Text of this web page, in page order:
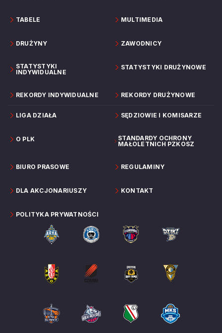
TABELE MULTIMEDIA
DRUŻYNY ZAWODNICY
STATYSTYKI
INDYWIDUALNE
STATYSTYKI DRUŻYNOWE
REKORDY INDYWIDUALNE REKORDY DRUŻYNOWE
LIGA DZIAŁA SĘDZIOWIE I KOMISARZE
O PLK
STANDARDY OCHRONY
MAŁOLETNICH PZKOSZ
BIURO PRASOWE REGULAMINY
DLA AKCJONARIUSZY KONTAKT
POLITYKA PRYWATNOŚCI